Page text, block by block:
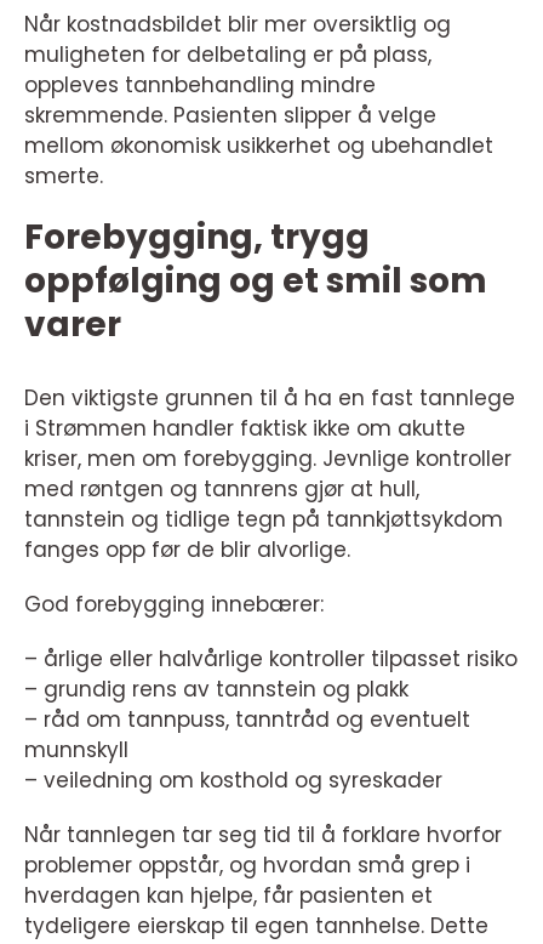
Når kostnadsbildet blir mer oversiktlig og
muligheten for delbetaling er på plass,
oppleves tannbehandling mindre
skremmende. Pasienten slipper å velge
mellom økonomisk usikkerhet og ubehandlet
smerte.
Forebygging, trygg
oppfølging og et smil som
varer
Den viktigste grunnen til å ha en fast tannlege
i Strømmen handler faktisk ikke om akutte
kriser, men om forebygging. Jevnlige kontroller
med røntgen og tannrens gjør at hull,
tannstein og tidlige tegn på tannkjøttsykdom
fanges opp før de blir alvorlige.
God forebygging innebærer:
– årlige eller halvårlige kontroller tilpasset risiko
– grundig rens av tannstein og plakk
– råd om tannpuss, tanntråd og eventuelt
munnskyll
– veiledning om kosthold og syreskader
Når tannlegen tar seg tid til å forklare hvorfor
problemer oppstår, og hvordan små grep i
hverdagen kan hjelpe, får pasienten et
tydeligere eierskap til egen tannhelse. Dette